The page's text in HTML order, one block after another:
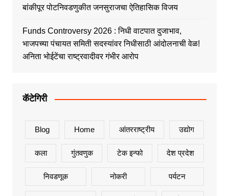
बांकीपूर पोटनिवडणुकीत जनसुराजचा ऐतिहासिक विजय
Funds Controversy 2026 : निधी वाटपात दुजाभाव,
भाजपच्या पंचायत समिती सदस्यांवर निधीसाठी आंदोलनाची वेळ!
अनिता भोईटेंचा राष्ट्रवादीवर गंभीर आरोप
कॅटेगिरी
Blog Home आंतरराष्ट्रीय उद्योग
कला गुंतवणुक टेक इन्फो देश प्रदेश
निवडणूक नोकरी पर्यटन